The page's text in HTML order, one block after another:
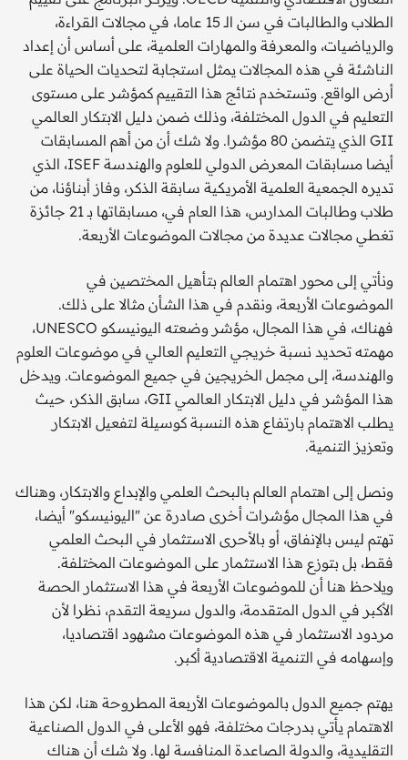
الطلاب والطالبات في سن الـ 15 عاما، في مجالات القراءة،
والرياضيات، والمعرفة والمهارات العلمية، على أساس أن إعداد
الناشئة في هذه المجالات يمثل استجابة لتحديات الحياة على
أرض الواقع. وتستخدم نتائج هذا التقييم كمؤشر على مستوى
التعليم في الدول المختلفة، وذلك ضمن دليل الابتكار العالمي
GII الذي يتضمن 80 مؤشرا. ولا شك أن من أهم المسابقات
أيضا مسابقات المعرض الدولي للعلوم والهندسة ISEF، الذي
تديره الجمعية العلمية الأمريكية سابقة الذكر، وفاز أبناؤنا، من
طلاب وطالبات المدارس، هذا العام في، مسابقاتها بـ 21 جائزة
تغطي مجالات عديدة من مجالات الموضوعات الأربعة.
ونأتي إلى محور اهتمام العالم بتأهيل المختصين في
الموضوعات الأربعة، ونقدم في هذا الشأن مثالا على ذلك.
فهناك، في هذا المجال، مؤشر وضعته اليونيسكو UNESCO،
مهمته تحديد نسبة خريجي التعليم العالي في موضوعات العلوم
والهندسة، إلى مجمل الخريجين في جميع الموضوعات. ويدخل
هذا المؤشر في دليل الابتكار العالمي GII، سابق الذكر، حيث
يطلب الاهتمام بارتفاع هذه النسبة كوسيلة لتفعيل الابتكار
وتعزيز التنمية.
ونصل إلى اهتمام العالم بالبحث العلمي والإبداع والابتكار، وهناك
في هذا المجال مؤشرات أخرى صادرة عن "اليونيسكو" أيضا،
تهتم ليس بالإنفاق، أو بالأحرى الاستثمار في البحث العلمي
فقط، بل بتوزع هذا الاستثمار على الموضوعات المختلفة.
ويلاحظ هنا أن للموضوعات الأربعة في هذا الاستثمار الحصة
الأكبر في الدول المتقدمة، والدول سريعة التقدم، نظرا لأن
مردود الاستثمار في هذه الموضوعات مشهود اقتصاديا،
وإسهامه في التنمية الاقتصادية أكبر.
يهتم جميع الدول بالموضوعات الأربعة المطروحة هنا، لكن هذا
الاهتمام يأتي بدرجات مختلفة، فهو الأعلى في الدول الصناعية
التقليدية، والدولة الصاعدة المنافسة لها. ولا شك أن هناك